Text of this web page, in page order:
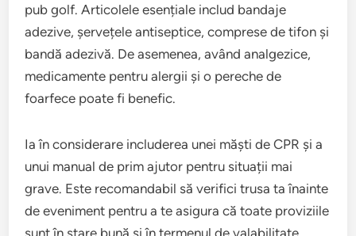
pub golf. Articolele esențiale includ bandaje
adezive, șervețele antiseptice, comprese de tifon și
bandă adezivă. De asemenea, având analgezice,
medicamente pentru alergii și o pereche de
foarfece poate fi benefic.
Ia în considerare includerea unei măști de CPR și a
unui manual de prim ajutor pentru situații mai
grave. Este recomandabil să verifici trusa ta înainte
de eveniment pentru a te asigura că toate proviziile
sunt în stare bună și în termenul de valabilitate.